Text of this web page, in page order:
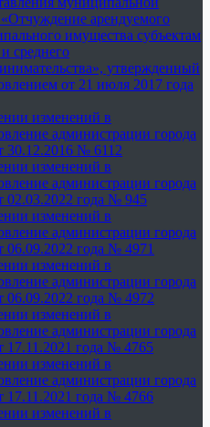
арендуемого
имущества субъектам
среднего
утвержденный
от 21 июля 2017 года
изменений в
администрации города
30.12.2016 № 6112
изменений в
администрации города
02.03.2022 года № 945
изменений в
администрации города
06.09.2022 года № 4971
изменений в
администрации города
06.09.2022 года № 4972
изменений в
администрации города
17.11.2021 года № 4765
изменений в
администрации города
17.11.2021 года № 4766
изменений в